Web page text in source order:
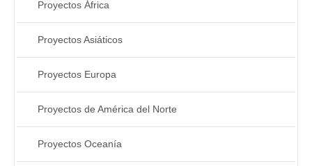
Proyectos África
Proyectos Asiáticos
Proyectos Europa
Proyectos de América del Norte
Proyectos Oceanía